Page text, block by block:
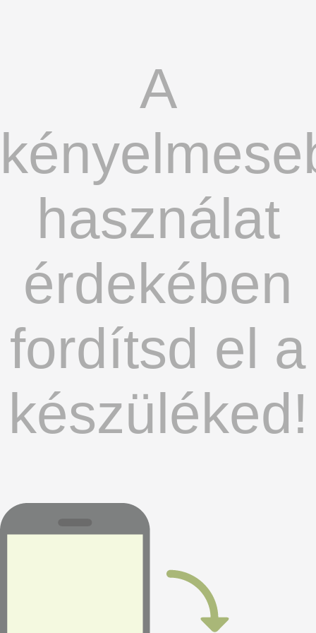
A
használat
érdekében
fordítsd el a
készüléked!